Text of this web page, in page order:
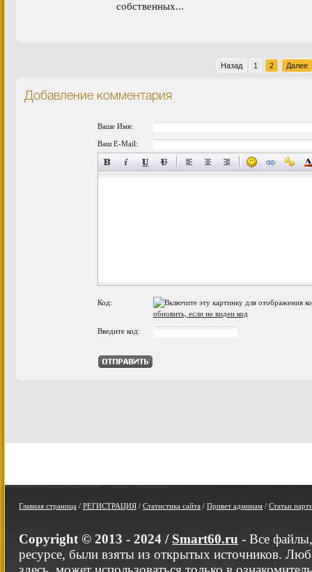
собственных...
Назад 1 2 Далее
Добавление комментария
Ваше Имя:
Ваш E-Mail:
Код:
обновить, если не виден код
Введите код:
Главная страница / РЕГИСТРАЦИЯ / Статистика сайта / Привет админам / Статьи
Copyright © 2013 - 2024 / Smart60.ru - Все
ресурсе, были взяты из открытых источников.